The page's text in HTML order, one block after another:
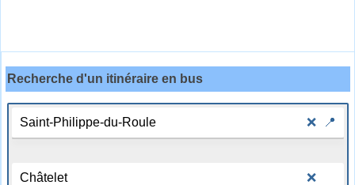
Recherche d'un itinéraire en bus
❌ 📍
❌